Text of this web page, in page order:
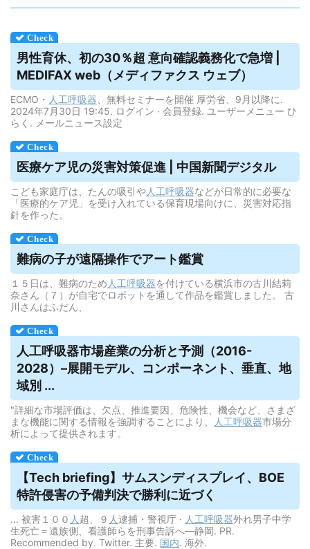
男性育休、初の30％超 意向確認義務化で急増 |
MEDIFAX web（メディファクス ウェブ）
ECMO・ 人工呼吸器 、無料セミナーを開催 厚労省、9月以降に.
2024年7月30日 19:45. ログイン · 会員登録. ユーザーメニュー ひ
らく. メールニュース設定
医療ケア児の災害対策促進 | 中国新聞デジタル
こども家庭庁は、たんの吸引や人工呼吸器などが日常的に必要な
「医療的ケア児」を受け入れている保育現場向けに、災害対応指
針を作った。
難病の子が遠隔操作でアート鑑賞
１５日は、難病のため 人工呼吸器を付けている横浜市の古川結莉
奈さん（７）が自宅でロボットを通して作品を鑑賞しました。 古
川さんはふだん、
人工呼吸器市場産業の分析と予測（2016-
2028）–展開モデル、コンポーネント、垂直、地
域別 ...
"詳細な市場評価は、欠点、推進要因、危険性、機会など、さまざ
まな機能に関する情報を強調することにより、
人工呼吸器市場分
析によって提供されます。
【Tech briefing】サムスンディスプレイ、BOE
特許侵害の予備判決で勝利に近づく
... 被害１００ 人 超、９ 人逮捕・警視庁 · 人工呼吸器外れ男子中学
生死亡＝遺族側、看護師らを刑事告訴へ―静岡. PR.
Recommended by. Twitter. 主要. 国内. 海外.